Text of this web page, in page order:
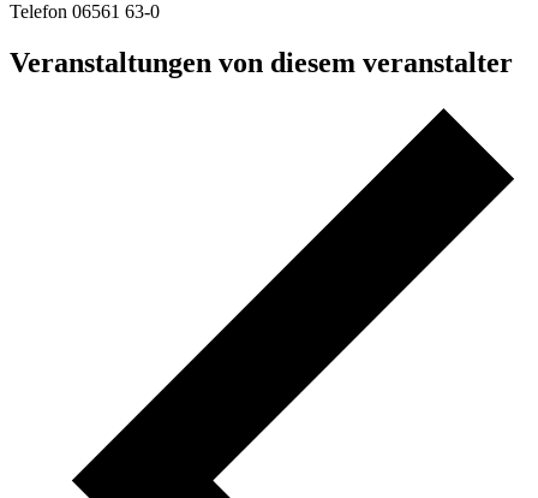
Telefon 06561 63-0
Veranstaltungen von diesem veranstalter